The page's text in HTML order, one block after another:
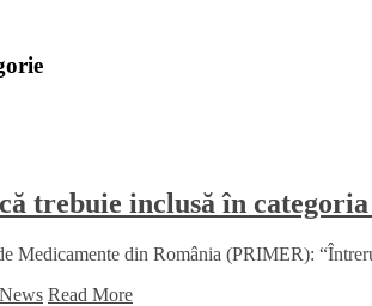
trebuie inclusă în
Medicamente din România (PRIMER):
News Read More